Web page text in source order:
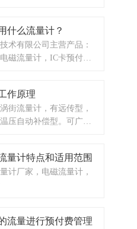
抗高温、耐严寒，工作
。
什么流量计？
术有限公司主营产品：
磁流量计，IC卡预付
轮流量计，显示仪表，
仪表，分析仪器，水质
仪表等，以及承接电气
作原理
街流量计，有远传型，
压自动补偿型。可广泛
量计特点和适用范围
计厂家，电磁流量计，
流量进行预付费管理